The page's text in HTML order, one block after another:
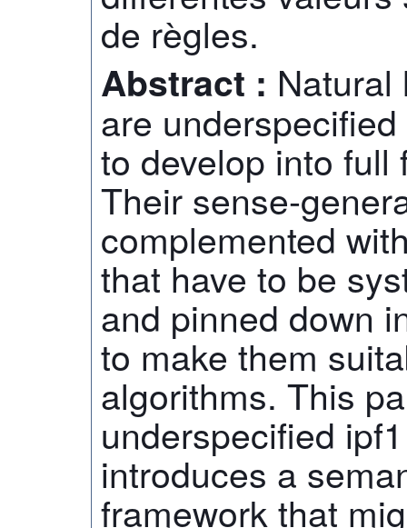
de règles.
Abstract :
are
to develop into
Their sense-
complemented
that have to be
and pinned down
to make them
algorithms. This
underspecified
introduces a
framework that